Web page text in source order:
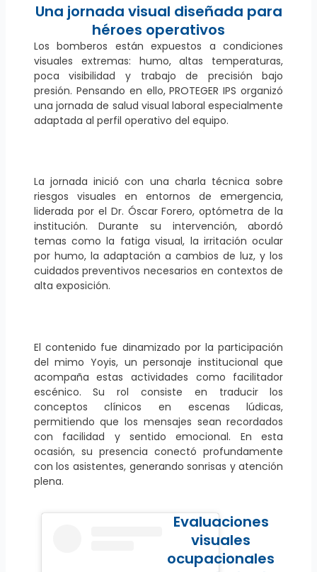
Una jornada visual diseñada para
héroes operativos
Los bomberos están expuestos a condiciones
visuales extremas: humo, altas temperaturas,
poca visibilidad y trabajo de precisión bajo
presión. Pensando en ello, PROTEGER IPS organizó
una jornada de salud visual laboral especialmente
adaptada al perfil operativo del equipo.
La jornada inició con una charla técnica sobre
riesgos visuales en entornos de emergencia,
liderada por el Dr. Óscar Forero, optómetra de la
institución. Durante su intervención, abordó
temas como la fatiga visual, la irritación ocular
por humo, la adaptación a cambios de luz, y los
cuidados preventivos necesarios en contextos de
alta exposición.
El contenido fue dinamizado por la participación
del mimo Yoyis, un personaje institucional que
acompaña estas actividades como facilitador
escénico. Su rol consiste en traducir los
conceptos clínicos en escenas lúdicas,
permitiendo que los mensajes sean recordados
con facilidad y sentido emocional. En esta
ocasión, su presencia conectó profundamente
con los asistentes, generando sonrisas y atención
plena.
Evaluaciones
visuales
ocupacionales